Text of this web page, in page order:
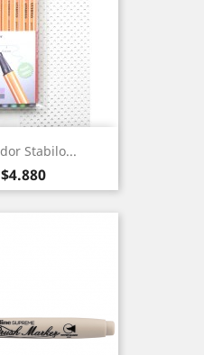
Stabilo...
Precio
$4.880